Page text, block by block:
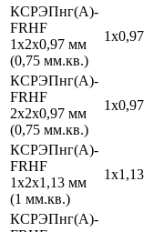
КСРЭПнг(А)-
FRHF
1х2х0,97 мм
(0,75 мм.кв.)
1х0,97
КСРЭПнг(А)-
FRHF
2х2х0,97 мм
(0,75 мм.кв.)
1х0,97
КСРЭПнг(А)-
FRHF
1х2х1,13 мм
(1 мм.кв.)
1х1,13
КСРЭПнг(А)-